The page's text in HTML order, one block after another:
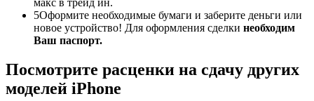
5Оформите необходимые бумаги и заберите деньги или
новое устройство! Для оформления сделки необходим
Ваш паспорт.
Посмотрите расценки на сдачу других
моделей iPhone